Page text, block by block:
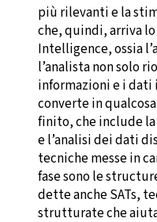
più rilevanti e la
che, quindi, arriva
Intelligence, ossia
l’analista non solo
informazioni e i dati
converte in
finito, che include
e l’analisi dei dati
tecniche messe in
fase sono le
dette anche SATs,
strutturate che